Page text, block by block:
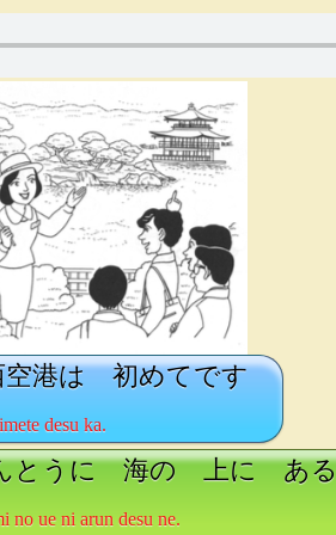
空港は 初めてです
desu ka.
とうに 海の 上に あ
no ue ni arun desu ne.